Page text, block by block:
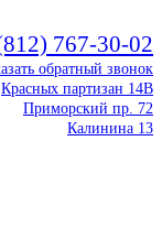
767-30-02
обратный звонок
Красных партизан 14В
Приморский пр. 72
Калинина 13